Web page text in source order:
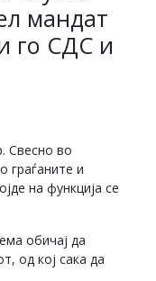
мандат
го СДС и
Свесно во
граѓаните и
на функција се
обичај да
од кој сака да